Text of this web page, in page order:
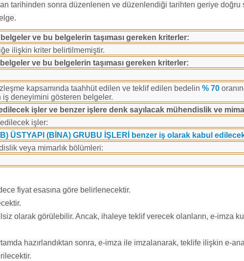
tarihinden sonra düzenlenen ve düzenlendiği tarihten geriye doğru
ve bu belgelerin taşıması gereken kriterler:
ilişkin kriter belirtilmemiştir.
ve bu belgelerin taşıması gereken kriterler:
kapsamında taahhüt edilen ve teklif edilen bedelin % 70
deneyimini gösteren belgeler.
işler ve benzer işlere denk sayılacak mühendislik ve
işler:
ÜSTYAPI (BİNA) GRUBU İŞLERİ benzer iş olarak kabul
veya mimarlık bölümleri:
fiyat esasına göre belirlenecektir.
olarak görülebilir. Ancak, ihaleye teklif verecek olanların, e-imza
hazırlandıktan sonra, e-imza ile imzalanarak, teklife ilişkin e-